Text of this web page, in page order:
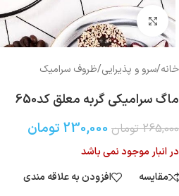
بزرگنمایی تصویر
خانه/سرو و پذیرایی/ظروف سرامیک
ماگ سرامیکی گربه معلق کد650
265,000 تومان 230,000 تومان
در انبار موجود نمی باشد
مقایسه
افزودن به علاقه مندی